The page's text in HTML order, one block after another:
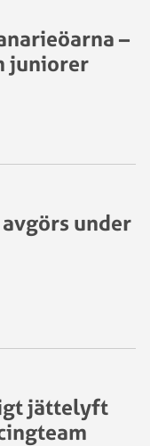
–
juniorer
under
jättelyft